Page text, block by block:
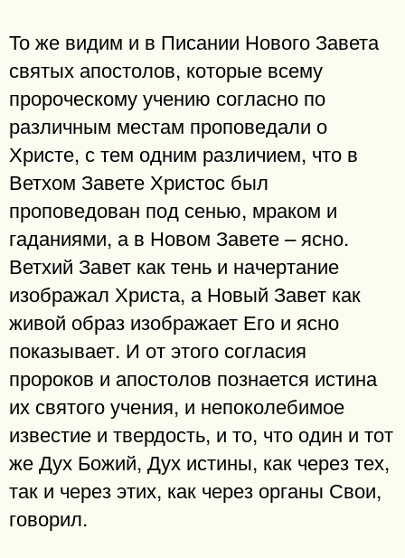
То же видим и в Писании Нового Завета
святых апостолов, которые всему
пророческому учению согласно по
различным местам проповедали о
Христе, с тем одним различием, что в
Ветхом Завете Христос был
проповедован под сенью, мраком и
гаданиями, а в Новом Завете – ясно.
Ветхий Завет как тень и начертание
изображал Христа, а Новый Завет как
живой образ изображает Его и ясно
показывает. И от этого согласия
пророков и апостолов познается истина
их святого учения, и непоколебимое
известие и твердость, и то, что один и тот
же Дух Божий, Дух истины, как через тех,
так и через этих, как через органы Свои,
говорил.